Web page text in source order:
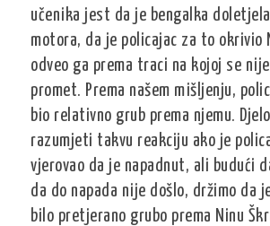
učenika jest da je bengalka
motora, da je policajac za to okrivio
odveo ga prema traci na kojoj se
promet. Prema našem mišljenju,
bio relativno grub prema njemu.
razumjeti takvu reakciju ako je
vjerovao da je napadnut, ali budući
da do napada nije došlo, držimo da
bilo pretjerano grubo prema Ninu